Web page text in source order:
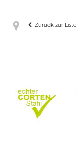
Zurück zur Liste